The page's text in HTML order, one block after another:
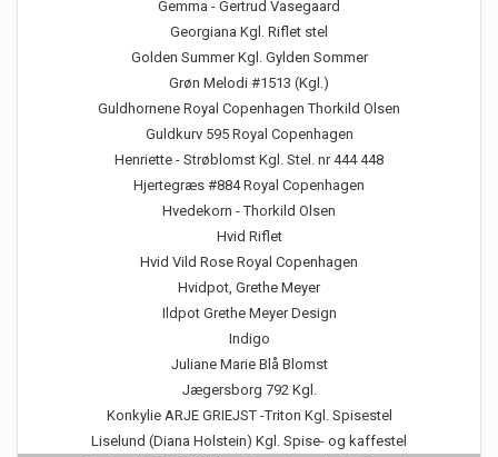
Gemma - Gertrud Vasegaard
Georgiana Kgl. Riflet stel
Golden Summer Kgl. Gylden Sommer
Grøn Melodi #1513 (Kgl.)
Guldhornene Royal Copenhagen Thorkild Olsen
Guldkurv 595 Royal Copenhagen
Henriette - Strøblomst Kgl. Stel. nr 444 448
Hjertegræs #884 Royal Copenhagen
Hvedekorn - Thorkild Olsen
Hvid Riflet
Hvid Vild Rose Royal Copenhagen
Hvidpot, Grethe Meyer
Ildpot Grethe Meyer Design
Indigo
Juliane Marie Blå Blomst
Jægersborg 792 Kgl.
Konkylie ARJE GRIEJST -Triton Kgl. Spisestel
Liselund (Diana Holstein) Kgl. Spise- og kaffestel